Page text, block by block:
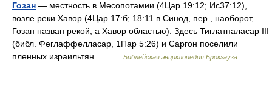
Гозан — местность в Месопотамии (4Цар 19:12; Ис37:12),
возле реки Хавор (4Цар 17:б; 18:11 в Синод, пер., наоборот,
Гозан назван рекой, а Хавор областью). Здесь Тиглатпаласар III
(библ. Феглаффелласар, 1Пар 5:26) и Саргон поселили
пленных израильтян.… …
Библейская энциклопедия Брокгауза